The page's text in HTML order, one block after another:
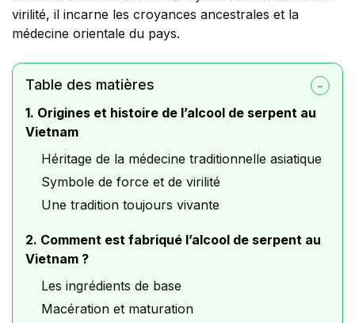
virilité, il incarne les croyances ancestrales et la
médecine orientale du pays.
Table des matières
1. Origines et histoire de l’alcool de serpent au
Vietnam
Héritage de la médecine traditionnelle asiatique
Symbole de force et de virilité
Une tradition toujours vivante
2. Comment est fabriqué l’alcool de serpent au
Vietnam ?
Les ingrédients de base
Macération et maturation